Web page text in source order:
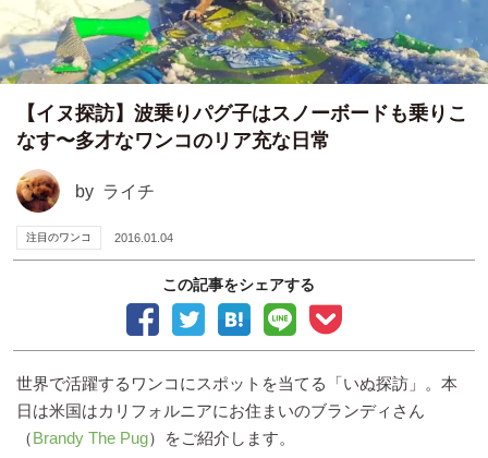
【イヌ探訪】波乗りパグ子はスノーボードも乗りこ
なす〜多才なワンコのリア充な日常
by ライチ
注目のワンコ 2016.01.04
この記事をシェアする
世界で活躍するワンコにスポットを当てる「いぬ探訪」。本
日は米国はカリフォルニアにお住まいのブランディさん
（Brandy The Pug）をご紹介します。